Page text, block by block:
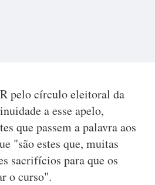
pelo círculo eleitoral da
a esse apelo,
que passem a palavra aos
"são estes que, muitas
sacrifícios para que os
o curso".